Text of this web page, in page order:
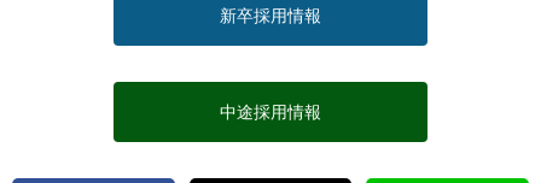
新卒採用情報
中途採用情報